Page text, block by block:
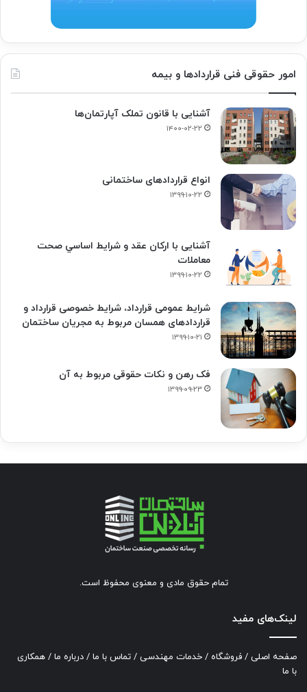
امور حقوقی فنی قراردادها و بیمه
آشنایی با قانون تملک آپارتمان‌ها
۱۴۰۰-۰۲-۲۲
انواع قراردادهای ساختمانی
۱۳۹۹-۱۰-۲۲
آشنایی با ارکان عقد و شرايط اساسي صحت
معاملات
۱۳۹۹-۱۰-۲۲
شرایط عمومی قرارداد، شرایط خصوصی قرارداد و
قراردادهای همسان مربوط به مجریان ساختمان
۱۳۹۹-۱۰-۲۱
فک‌ رهن و نکات حقوقی مربوط به آن
۱۳۹۹-۰۹-۲۳
تمام حقوق مادی و معنوی محفوظ است.
لینک‌های مفید
صفحه اصلی / فروشگاه / خدمات مهندسی / تماس با ما / درباره ما / همکاری
با ما